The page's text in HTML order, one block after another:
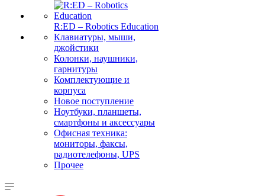
R:ED – Robotics Education
Клавиатуры, мыши,
джойстики
Колонки, наушники,
гарнитуры
Комплектующие и
корпуса
Новое поступление
Ноутбуки, планшеты,
смартфоны и аксессуары
Офисная техника:
мониторы, факсы,
радиотелефоны, UPS
Прочее